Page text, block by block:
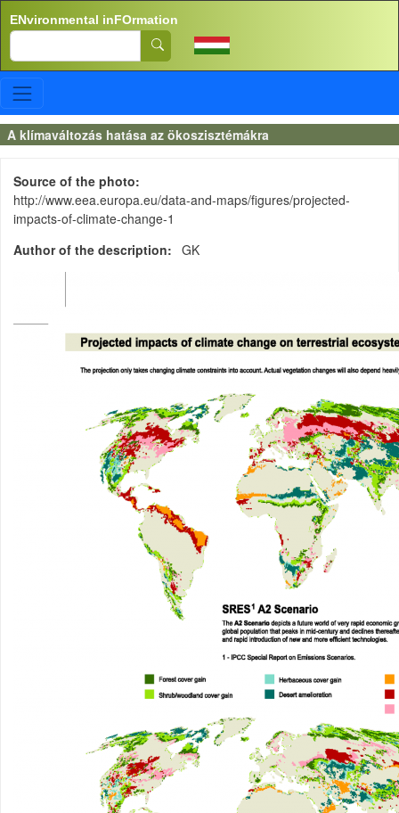
ENvironmental inFOrmation
Search
A klímaváltozás hatása az ökoszisztémákra
Source of the photo
http://www.eea.europa.eu/data-and-maps/figures/projected-
impacts-of-climate-change-1
Author of the description
GK